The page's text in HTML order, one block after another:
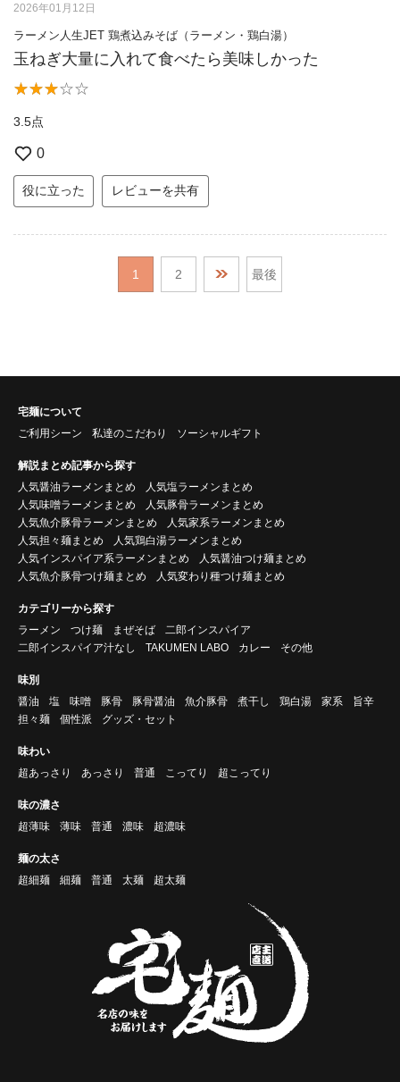
2026年01月12日
ラーメン人生JET 鶏煮込みそば（ラーメン・鶏白湯）
玉ねぎ大量に入れて食べたら美味しかった
3.5点
0
役に立った レビューを共有
1 2 最後
宅麺について
ご利用シーン
私達のこだわり ソーシャルギフト
解説まとめ記事から探す
人気醤油ラーメンまとめ
人気塩ラーメンまとめ
人気味噌ラーメンまとめ
人気豚骨ラーメンまとめ
人気魚介豚骨ラーメンまとめ
人気家系ラーメンまとめ
人気担々麺まとめ
人気鶏白湯ラーメンまとめ
人気インスパイア系ラーメンまとめ
人気醤油つけ麺まとめ
人気魚介豚骨つけ麺まとめ
人気変わり種つけ麺まとめ
カテゴリーから探す
ラーメン
つけ麺 まぜそば
二郎インスパイア
二郎インスパイア汁なし
TAKUMEN LABO カレー その他
味別
醤油
塩 味噌 豚骨 豚骨醤油 魚介豚骨 煮干し 鶏白湯 家系
旨辛
担々麺
個性派 グッズ・セット
味わい
超あっさり
あっさり 普通 こってり 超こってり
味の濃さ
超薄味
薄味 普通 濃味 超濃味
麺の太さ
超細麺
細麺 普通 太麺 超太麺